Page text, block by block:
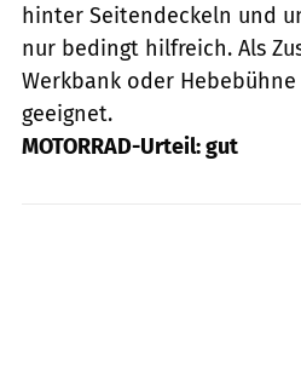
hinter Seiten­deckeln und
nur bedingt hilfreich. Als
Werkbank oder
geeignet.
MOTORRAD-Urteil: gut